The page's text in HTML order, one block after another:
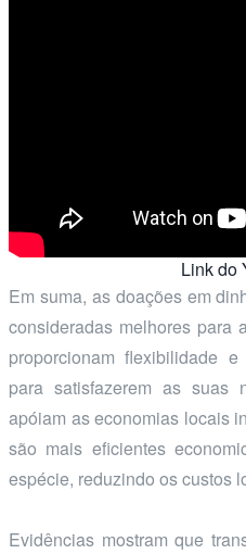
Link do
Em suma, as doações em
consideradas melhores para
proporcionam flexibilidade
para satisfazerem as suas
apóiam as economias locais
são mais eficientes
espécie, reduzindo os custos
Evidências mostram que